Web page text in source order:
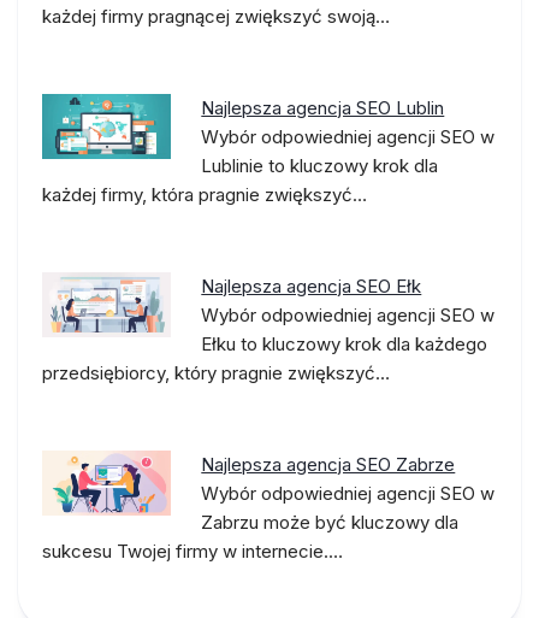
każdej firmy pragnącej zwiększyć swoją…
Najlepsza agencja SEO Lublin
Wybór odpowiedniej agencji SEO w
Lublinie to kluczowy krok dla
każdej firmy, która pragnie zwiększyć…
Najlepsza agencja SEO Ełk
Wybór odpowiedniej agencji SEO w
Ełku to kluczowy krok dla każdego
przedsiębiorcy, który pragnie zwiększyć…
Najlepsza agencja SEO Zabrze
Wybór odpowiedniej agencji SEO w
Zabrzu może być kluczowy dla
sukcesu Twojej firmy w internecie.…